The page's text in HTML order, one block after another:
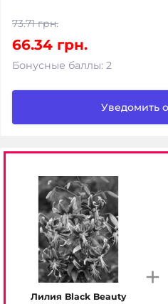
73.71 грн.
66.34 грн.
Бонусные баллы: 2
Уведомить
Лилия Black Beauty
+